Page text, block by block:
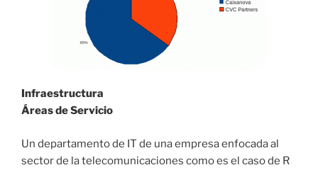
Infraestructura
Áreas de Servicio
Un departamento de IT de una empresa enfocada al
sector de la telecomunicaciones como es el caso de R